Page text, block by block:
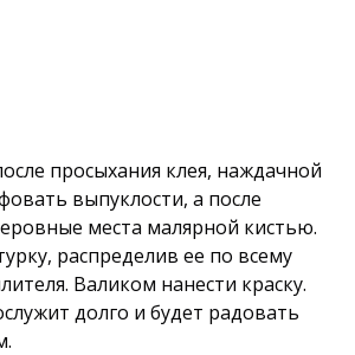
просыхания клея, наждачной
выпуклости, а после
места малярной кистью.
распределив ее по всему
Валиком нанести краску.
долго и будет радовать